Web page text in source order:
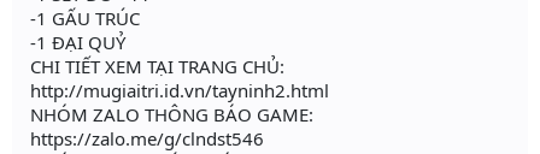
-1 GẤU TRÚC
-1 ĐẠI QUỶ
CHI TIẾT XEM TẠI TRANG CHỦ:
http://mugiaitri.id.vn/tayninh2.html
NHÓM ZALO THÔNG BÁO GAME:
https://zalo.me/g/clndst546